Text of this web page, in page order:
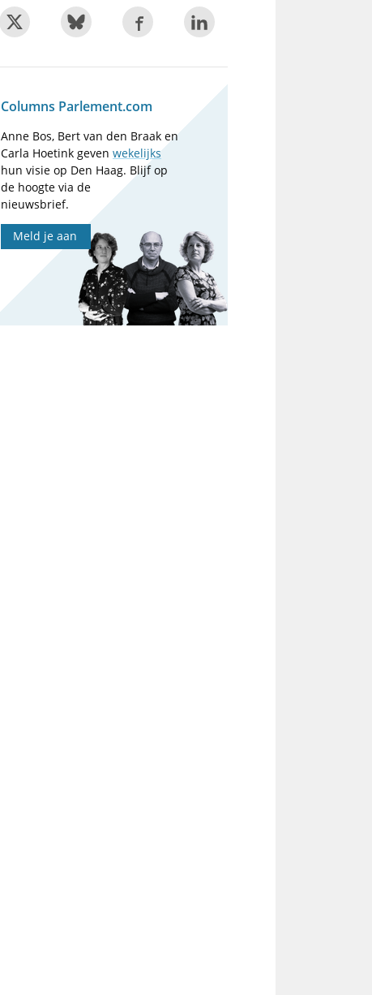
Columns Parlement.com
Anne Bos, Bert van den Braak en
Carla Hoetink gevenwekelijks
hun visie op Den Haag. Blijf op
de hoogte via de
nieuwsbrief.
Meld je aan